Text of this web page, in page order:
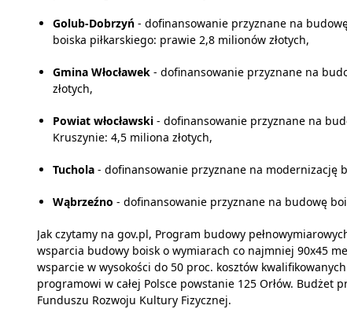
Golub-Dobrzyń - dofinansowanie przyznane na
boiska piłkarskiego: prawie 2,8 milionów złotych,
Gmina Włocławek - dofinansowanie przyznane na
złotych,
Powiat włocławski - dofinansowanie przyznane na
Kruszynie: 4,5 miliona złotych,
Tuchola - dofinansowanie przyznane na modernizację
Wąbrzeźno - dofinansowanie przyznane na budowę
Jak czytamy na gov.pl, Program budowy
wsparcia budowy boisk o wymiarach co najmniej 90x45
wsparcie w wysokości do 50 proc. kosztów
programowi w całej Polsce powstanie 125 Orłów. Budżet
Funduszu Rozwoju Kultury Fizycznej.